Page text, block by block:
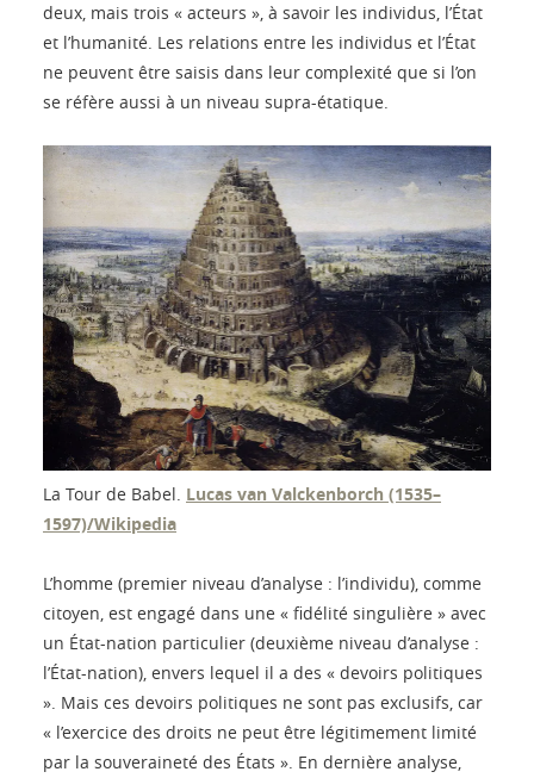
deux, mais trois « acteurs », à savoir les individus, l’État
et l’humanité. Les relations entre les individus et l’État
ne peuvent être saisis dans leur complexité que si l’on
se réfère aussi à un niveau supra-étatique.
La Tour de Babel. Lucas van Valckenborch (1535–
1597)/Wikipedia
L’homme (premier niveau d’analyse : l’individu), comme
citoyen, est engagé dans une « fidélité singulière » avec
un État-nation particulier (deuxième niveau d’analyse :
l’État-nation), envers lequel il a des « devoirs politiques
». Mais ces devoirs politiques ne sont pas exclusifs, car
« l’exercice des droits ne peut être légitimement limité
par la souveraineté des États ». En dernière analyse,